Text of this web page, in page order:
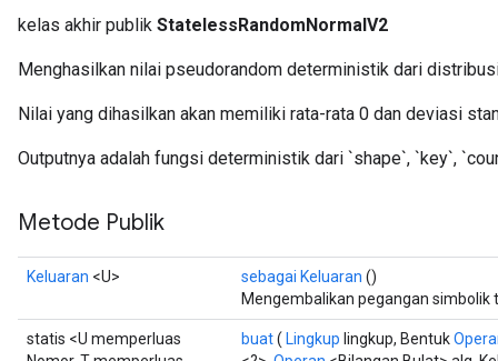
kelas akhir publik StatelessRandomNormalV2
Menghasilkan nilai pseudorandom deterministik dari
Nilai yang dihasilkan akan memiliki rata-rata 0 dan deviasi
Outputnya adalah fungsi deterministik dari `shape`, `key`,
Metode Publik
Keluaran <U> sebagai Keluaran ()
Mengembalikan pegangan simbolik
statis <U memperluas
buat( Lingkup lingkup, Bentuk